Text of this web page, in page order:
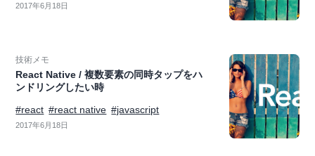
2017年6月18日
技術メモ
React Native / 複数要素の同時タップをハ
ンドリングしたい時
#react #react native #javascript
2017年6月18日